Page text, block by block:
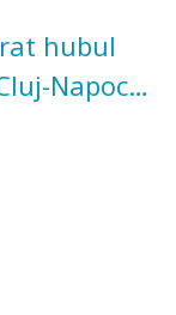
hubul
Napoca.
euro